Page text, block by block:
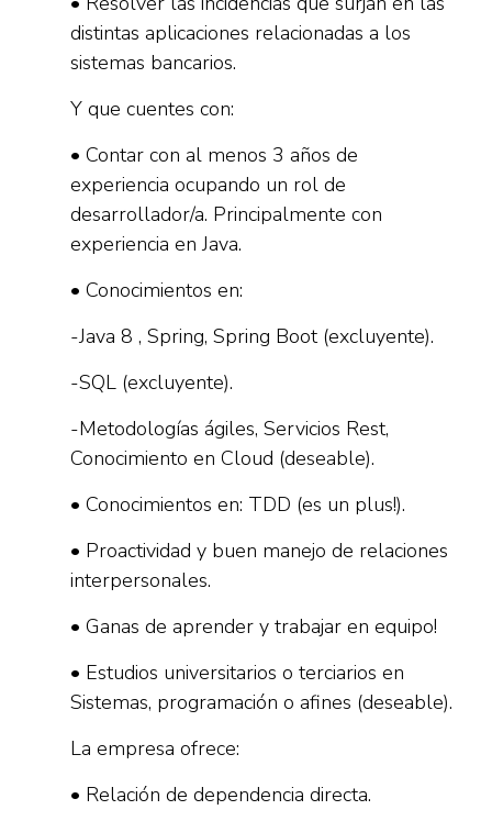
distintas aplicaciones relacionadas a los
sistemas bancarios.
Y que cuentes con:
• Contar con al menos 3 años de
experiencia ocupando un rol de
desarrollador/a. Principalmente con
experiencia en Java.
• Conocimientos en:
-Java 8 , Spring, Spring Boot (excluyente).
-SQL (excluyente).
-Metodologías ágiles, Servicios Rest,
Conocimiento en Cloud (deseable).
• Conocimientos en: TDD (es un plus!).
• Proactividad y buen manejo de relaciones
interpersonales.
• Ganas de aprender y trabajar en equipo!
• Estudios universitarios o terciarios en
Sistemas, programación o afines (deseable).
La empresa ofrece:
• Relación de dependencia directa.